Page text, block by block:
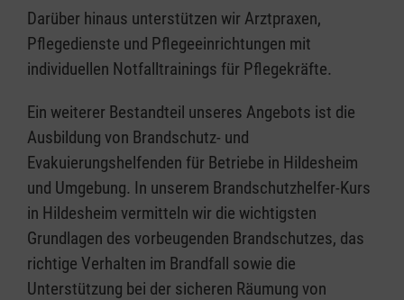
Darüber hinaus unterstützen wir Arztpraxen,
Pflegedienste und Pflegeeinrichtungen mit
individuellen Notfalltrainings für Pflegekräfte.
Ein weiterer Bestandteil unseres Angebots ist die
Ausbildung von Brandschutz- und
Evakuierungshelfenden für Betriebe in Hildesheim
und Umgebung. In unserem Brandschutzhelfer-Kurs
in Hildesheim vermitteln wir die wichtigsten
Grundlagen des vorbeugenden Brandschutzes, das
richtige Verhalten im Brandfall sowie die
Unterstützung bei der sicheren Räumung von